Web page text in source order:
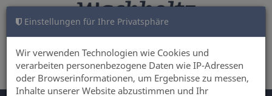
Einstellungen für Ihre Privatsphäre
Wir verwenden Technologien wie Cookies und
verarbeiten personenbezogene Daten wie IP-Adressen
oder Browserinformationen, um Ergebnisse zu messen,
Inhalte unserer Website abzustimmen und Ihr
ANMELDEN WARENKORB 0